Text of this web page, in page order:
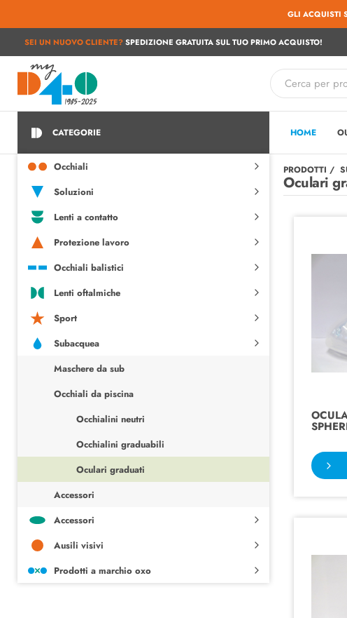
GLI ACQUISTI
SEI UN NUOVO CLIENTE?SPEDIZIONE GRATUITA SUL TUO PRIMO ACQUISTO!
CATEGORIE
Occhiali
Soluzioni
Lenti a contatto
Protezione lavoro
Occhiali balistici
Lenti oftalmiche
Sport
Subacquea
Maschere da sub
Occhiali da piscina
Occhialini neutri
Occhialini graduabili
Oculari graduati
Accessori
Accessori
Ausili visivi
Prodotti a marchio oxo
HOME
PRODOTTI
Oculari